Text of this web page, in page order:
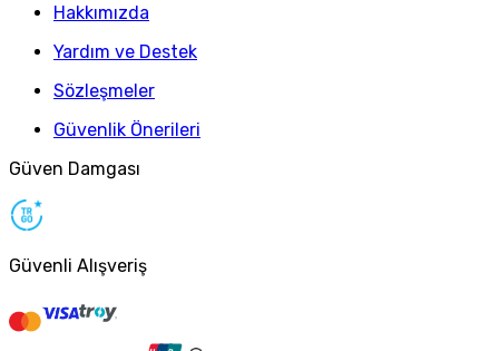
Hakkımızda
Yardım ve Destek
Sözleşmeler
Güvenlik Önerileri
Güven Damgası
Güvenli Alışveriş